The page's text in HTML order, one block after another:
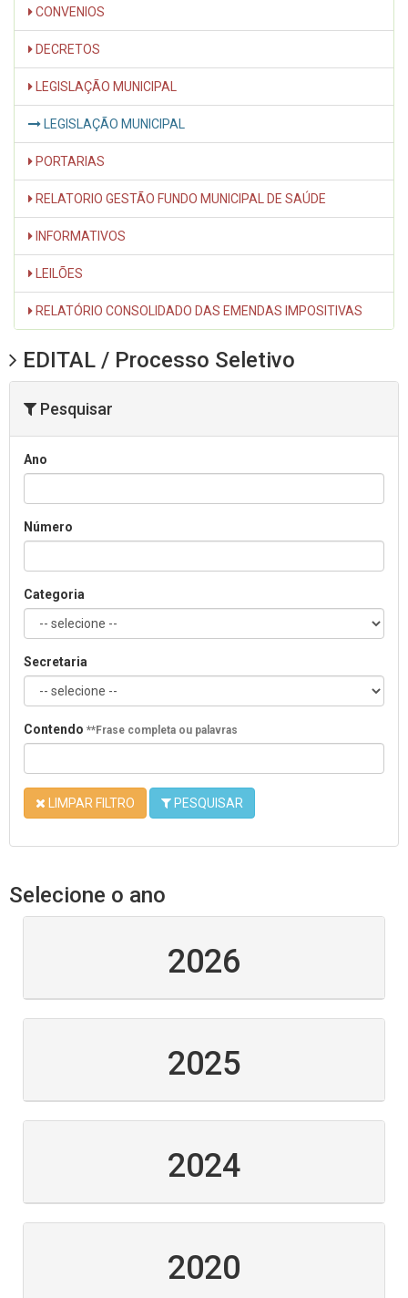
CONVENIOS
DECRETOS
LEGISLAÇÃO MUNICIPAL
LEGISLAÇÃO MUNICIPAL
PORTARIAS
RELATORIO GESTÃO FUNDO MUNICIPAL DE SAÚDE
INFORMATIVOS
LEILÕES
RELATÓRIO CONSOLIDADO DAS EMENDAS IMPOSITIVAS
EDITAL / Processo Seletivo
Pesquisar
Ano
Número
Categoria
Secretaria
Contendo **Frase completa ou palavras
LIMPAR FILTRO PESQUISAR
Selecione o ano
2026
2025
2024
2020